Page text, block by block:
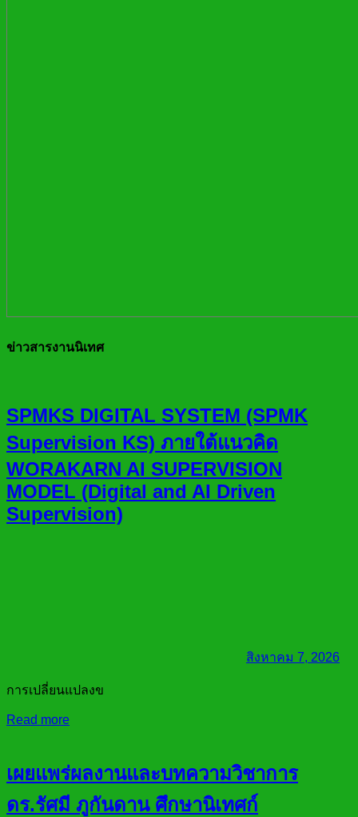
ข่าวสารงานนิเทศ
SPMKS DIGITAL SYSTEM (SPMK
Supervision KS) ภายใต้แนวคิด
WORAKARN AI SUPERVISION
MODEL (Digital and AI Driven
Supervision)
สิงหาคม 7, 2026
การเปลี่ยนแปลงข
Read more
เผยแพร่ผลงานและบทความวิชาการ
ดร.รัศมี ภูกันดาน ศึกษานิเทศก์